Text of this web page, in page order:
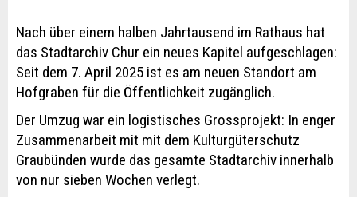
Nach über einem halben Jahrtausend im Rathaus hat
das Stadtarchiv Chur ein neues Kapitel aufgeschlagen:
Seit dem 7. April 2025 ist es am neuen Standort am
Hofgraben für die Öffentlichkeit zugänglich.
Der Umzug war ein logistisches Grossprojekt: In enger
Zusammenarbeit mit mit dem Kulturgüterschutz
Graubünden wurde das gesamte Stadtarchiv innerhalb
von nur sieben Wochen verlegt.